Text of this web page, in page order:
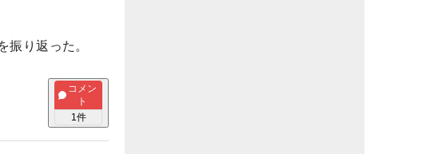
り返った。
コメン
ト
1件